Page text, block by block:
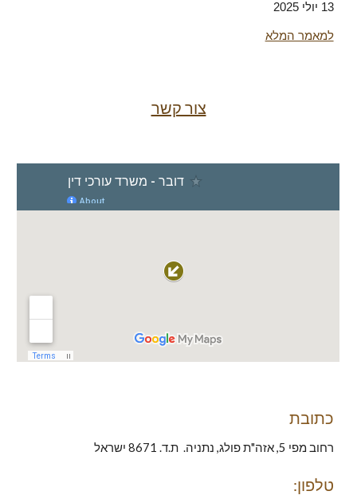
13 יולי 2025
למאמר המלא
צור קשר
כתובת
רחוב מפי 5, אזה"ת פולג, נתניה. ת.ד. 8671 ישראל
טלפון: